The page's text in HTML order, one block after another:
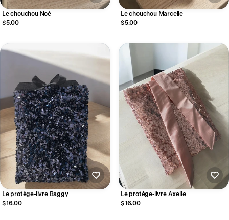
Le chouchou Noé
$5.00
Le chouchou Marcelle
$5.00
Le protège-livre Baggy
$16.00
Le protège-livre Axelle
$16.00